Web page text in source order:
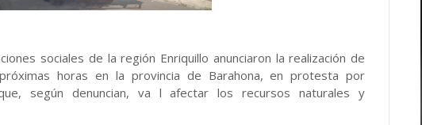
sociales de la región Enriquillo anunciaron la realización de
horas en la provincia de Barahona, en protesta por
según denuncian, va l afectar los recursos naturales y